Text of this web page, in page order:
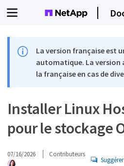
La version française est
automatique. La version
la française en cas de
Installer Linux
pour le stockage
07/16/2026 Contributeurs